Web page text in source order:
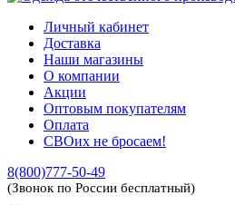
Личный кабинет
Доставка
Наши магазины
О компании
Акции
Оптовым покупателям
Оплата
СВОих не бросаем!
8(800)777-50-49
(Звонок по России бесплатный)